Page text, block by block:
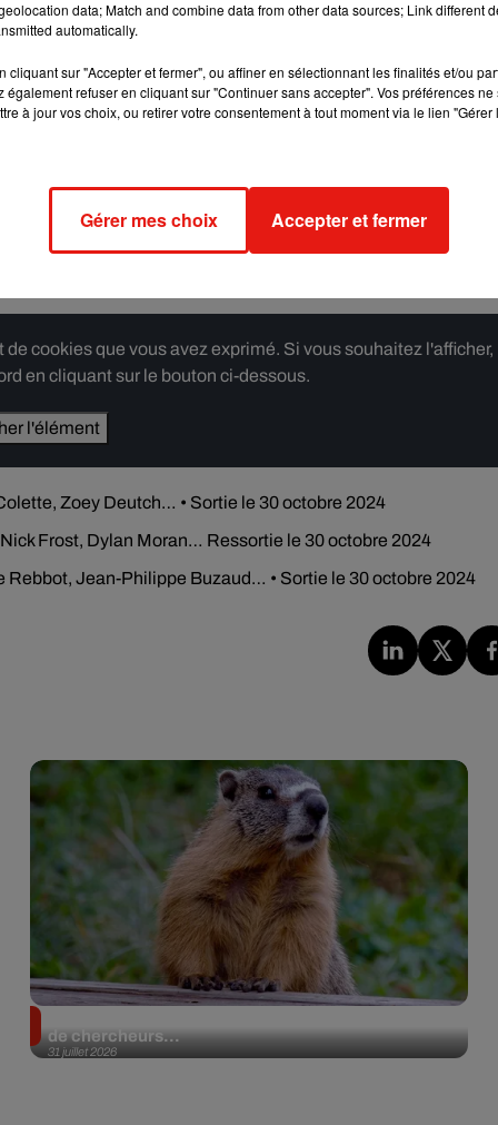
cookies que vous avez exprimé. Si vous souhaitez l'afficher,
en cliquant sur le bouton ci-dessous.
l'élément
accusé du meurtre qu’il a peut-être lui-même commis…
et scène de prétoires :
cookies que vous avez exprimé. Si vous souhaitez l'afficher,
en cliquant sur le bouton ci-dessous.
l'élément
Zoey Deutch… • Sortie le 30 octobre 2024
Frost, Dylan Moran… Ressortie le 30 octobre 2024
Rebbot, Jean-Philippe Buzaud… • Sortie le 30 octobre 2024
31 juillet 2026
de chercheurs...
data; Match and combine data from other data sources; Link different
automatically.
cliquant sur "Accepter et fermer", ou affiner en sélectionnant les finalités et/ou
également refuser en cliquant sur "Continuer sans accepter". Vos préférences
à jour vos choix, ou retirer votre consentement à tout moment via le lien
Gérer mes choix Accepter et fermer